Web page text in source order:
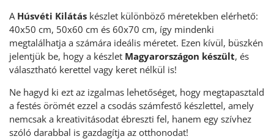
A Húsvéti Kilátás készlet különböző méretekben elérhető:
40x50 cm, 50x60 cm és 60x70 cm, így mindenki
megtalálhatja a számára ideális méretet. Ezen kívül, büszkén
jelentjük be, hogy a készlet Magyarországon készült, és
választható kerettel vagy keret nélkül is!
Ne hagyd ki ezt az izgalmas lehetőséget, hogy megtapasztald
a festés örömét ezzel a csodás számfestő készlettel, amely
nemcsak a kreativitásodat ébreszti fel, hanem egy szívhez
szóló darabbal is gazdagítja az otthonodat!